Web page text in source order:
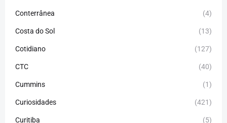
Conterrânea (4)
Costa do Sol (13)
Cotidiano (127)
CTC (40)
Cummins (1)
Curiosidades (421)
Curitiba (5)